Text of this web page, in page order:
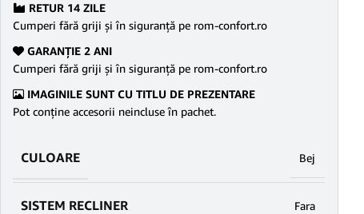
RETUR 14 ZILE
Cumperi fără griji şi în siguranţă pe rom-confort.ro
GARANŢIE 2 ANI
Cumperi fără griji şi în siguranţă pe rom-confort.ro
IMAGINILE SUNT CU TITLU DE PREZENTARE
Pot conține accesorii neincluse în pachet.
CULOARE Bej
SISTEM RECLINER Fara